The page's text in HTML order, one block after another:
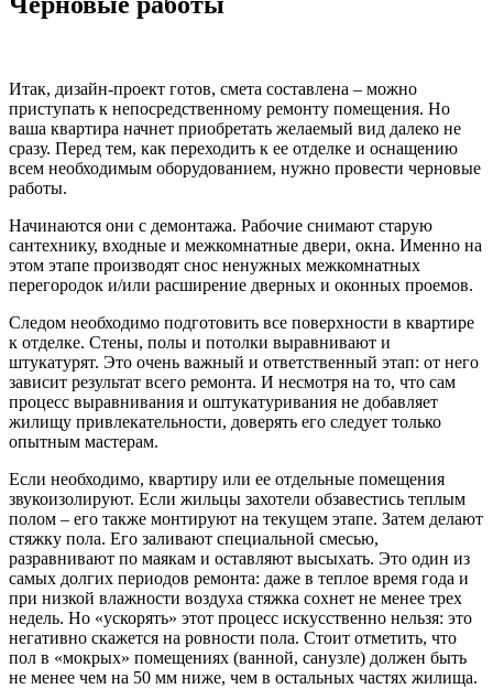
Итак, дизайн-проект готов, смета составлена – можно
приступать к непосредственному ремонту помещения. Но
ваша квартира начнет приобретать желаемый вид далеко не
сразу. Перед тем, как переходить к ее отделке и оснащению
всем необходимым оборудованием, нужно провести черновые
работы.
Начинаются они с демонтажа. Рабочие снимают старую
сантехнику, входные и межкомнатные двери, окна. Именно на
этом этапе производят снос ненужных межкомнатных
перегородок и/или расширение дверных и оконных проемов.
Следом необходимо подготовить все поверхности в квартире
к отделке. Стены, полы и потолки выравнивают и
штукатурят. Это очень важный и ответственный этап: от него
зависит результат всего ремонта. И несмотря на то, что сам
процесс выравнивания и оштукатуривания не добавляет
жилищу привлекательности, доверять его следует только
опытным мастерам.
Если необходимо, квартиру или ее отдельные помещения
звукоизолируют. Если жильцы захотели обзавестись теплым
полом – его также монтируют на текущем этапе. Затем делают
стяжку пола. Его заливают специальной смесью,
разравнивают по маякам и оставляют высыхать. Это один из
самых долгих периодов ремонта: даже в теплое время года и
при низкой влажности воздуха стяжка сохнет не менее трех
недель. Но «ускорять» этот процесс искусственно нельзя: это
негативно скажется на ровности пола. Стоит отметить, что
пол в «мокрых» помещениях (ванной, санузле) должен быть
не менее чем на 50 мм ниже, чем в остальных частях жилища.